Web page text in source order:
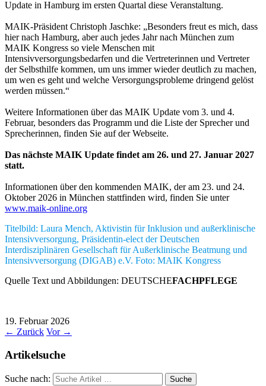
Update in Hamburg im ersten Quartal diese Veranstaltung.
MAIK-Präsident Christoph Jaschke: „Besonders freut es mich, dass
hier nach Hamburg, aber auch jedes Jahr nach München zum
MAIK Kongress so viele Menschen mit
Intensivversorgungsbedarfen und die Vertreterinnen und Vertreter
der Selbsthilfe kommen, um uns immer wieder deutlich zu machen,
um wen es geht und welche Versorgungsprobleme dringend gelöst
werden müssen.“
Weitere Informationen über das MAIK Update vom 3. und 4.
Februar, besonders das Programm und die Liste der Sprecher und
Sprecherinnen, finden Sie auf der Webseite.
Das nächste MAIK Update findet am 26. und 27. Januar 2027
statt.
Informationen über den kommenden MAIK, der am 23. und 24.
Oktober 2026 in München stattfinden wird, finden Sie unter
www.maik-online.org
Titelbild: Laura Mench, Aktivistin für Inklusion und außerklinische
Intensivversorgung, Präsidentin-elect der Deutschen
Interdisziplinären Gesellschaft für Außerklinische Beatmung und
Intensivversorgung (DIGAB) e.V. Foto: MAIK Kongress
Quelle Text und Abbildungen: DEUTSCHEFACHPFLEGE
19. Februar 2026
← Zurück Vor →
Artikelsuche
Suche nach: